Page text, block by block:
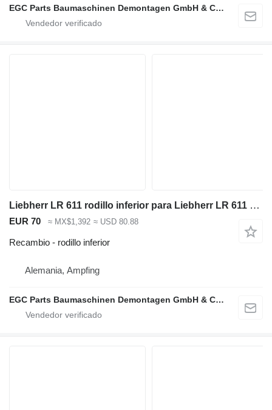
EGC Parts Baumaschinen Demontagen GmbH & Co. KG
Liebherr LR 611 rodillo inferior para Liebherr LR 611 cargadora de cadenas
EUR 70 ≈ MX$1,392 ≈ USD 80.88
Recambio - rodillo inferior
Alemania, Ampfing
EGC Parts Baumaschinen Demontagen GmbH & Co. KG